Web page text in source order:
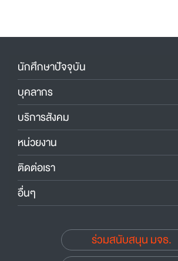
นักศึกษาปัจจุบัน
บุคลากร
บริการสังคม
หน่วยงาน
ติดต่อเรา
อื่นๆ
ร่วมสนับสนุน มจธ.